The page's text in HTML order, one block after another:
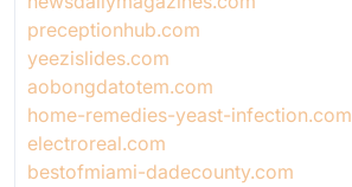
preceptionhub.com
yeezislides.com
aobongdatotem.com
home-remedies-yeast-infection.com
electroreal.com
bestofmiami-dadecounty.com